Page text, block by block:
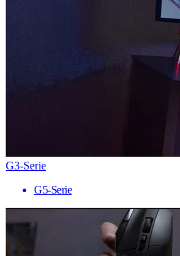
G3-Serie
G5-Serie